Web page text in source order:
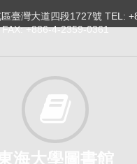
共選修1-4
一）Ｃ[0273]
日文系1B
臺灣大道四段1727號 TEL:
FAX: +886-4-2359-0361
海大學圖書館